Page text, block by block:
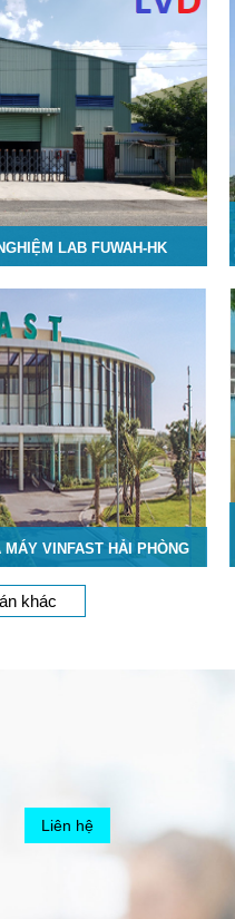
LAB FUWAH-HK
VINFAST HẢI PHÒNG
khác
Liên hệ